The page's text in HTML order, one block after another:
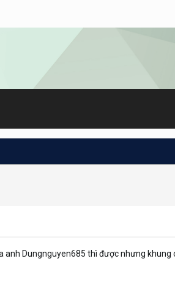
Dungnguyen685 thì được nhưng khung